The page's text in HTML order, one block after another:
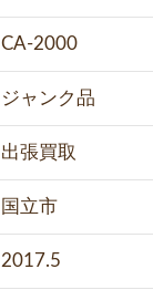
CA-2000
ジャンク品
出張買取
国立市
2017.5